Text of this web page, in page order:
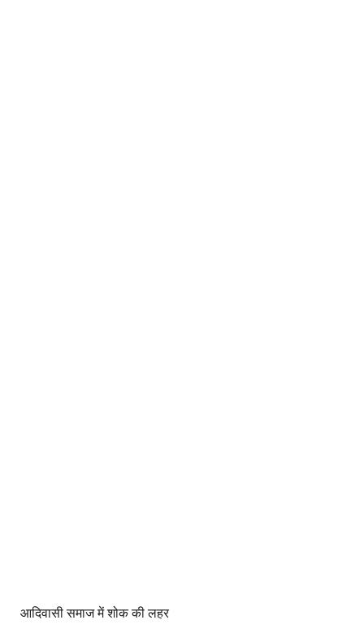
आदिवासी समाज में शोक की लहर